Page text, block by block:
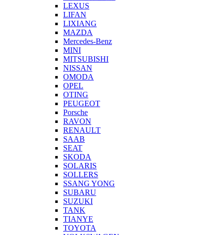
LEXUS
LIFAN
LIXIANG
MAZDA
Mercedes-Benz
MINI
MITSUBISHI
NISSAN
OMODA
OPEL
OTING
PEUGEOT
Porsche
RAVON
RENAULT
SAAB
SEAT
SKODA
SOLARIS
SOLLERS
SSANG YONG
SUBARU
SUZUKI
TANK
TIANYE
TOYOTA